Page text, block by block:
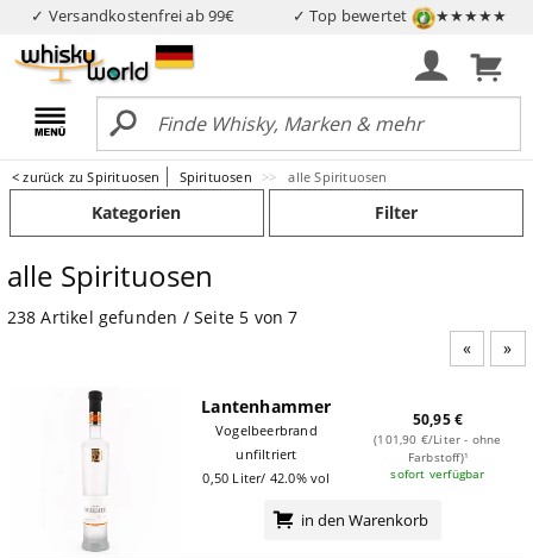
✓ Versandkostenfrei ab 99€ ✓ Top bewertet ★★★★★
< zurück zu Spirituosen Spirituosen alle Spirituosen
Kategorien Filter
alle Spirituosen
238 Artikel gefunden / Seite 5 von 7
Lantenhammer
Vogelbeerbrand
unfiltriert
0,50 Liter/ 42.0% vol
50,95 €
(101,90 €/Liter - ohne
Farbstoff)¹
sofort verfügbar
in den Warenkorb